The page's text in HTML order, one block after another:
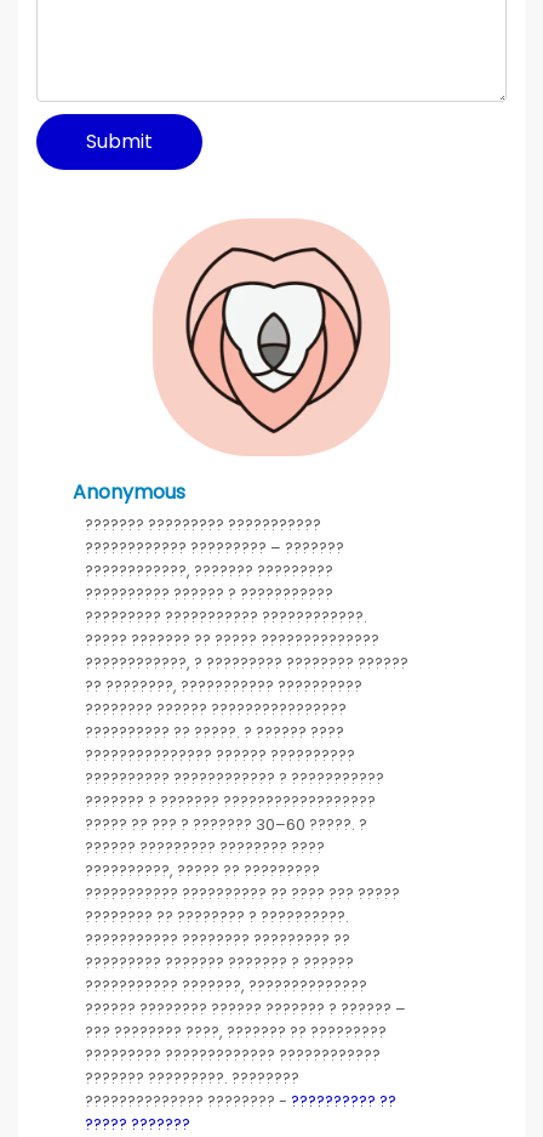
Submit
Anonymous
??????? ????????? ???????????
???????????? ????????? – ???????
????????????, ??????? ?????????
?????????? ?????? ? ???????????
????????? ??????????? ????????????.
????? ??????? ?? ????? ??????????????
????????????, ? ????????? ???????? ??????
?? ????????, ??????????? ??????????
???????? ?????? ????????????????
?????????? ?? ?????. ? ?????? ????
??????????????? ?????? ??????????
?????????? ???????????? ? ???????????
??????? ? ??????? ??????????????????
????? ?? ??? ? ??????? 30–60 ?????. ?
?????? ????????? ???????? ????
??????????, ????? ?? ?????????
??????????? ?????????? ?? ???? ??? ?????
???????? ?? ???????? ? ??????????.
??????????? ???????? ????????? ??
????????? ??????? ??????? ? ??????
??????????? ???????, ??????????????
?????? ???????? ?????? ??????? ? ?????? –
??? ???????? ????, ??????? ?? ?????????
????????? ????????????? ????????????
??????? ?????????. ????????
?????????????? ???????? - ?????????? ??
????? ???????